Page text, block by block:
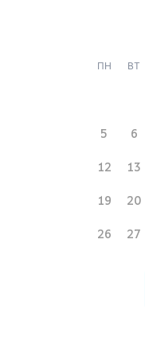
ПН ВТ
5 6
12 13
19 20
26 27